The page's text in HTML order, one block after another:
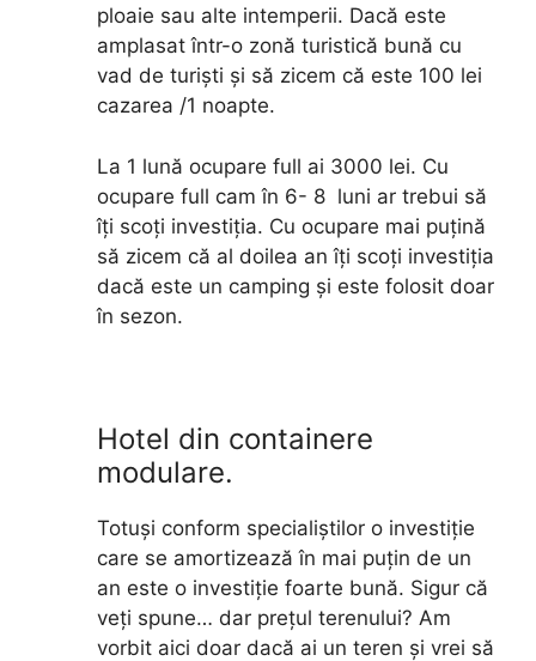
ploaie sau alte intemperii. Dacă este
amplasat într-o zonă turistică bună cu
vad de turiști și să zicem că este 100 lei
cazarea /1 noapte.
La 1 lună ocupare full ai 3000 lei. Cu
ocupare full cam în 6- 8 luni ar trebui să
îți scoți investiția. Cu ocupare mai puțină
să zicem că al doilea an îți scoți investiția
dacă este un camping și este folosit doar
în sezon.
Hotel din containere
modulare.
Totuși conform specialiștilor o investiție
care se amortizează în mai puțin de un
an este o investiție foarte bună. Sigur că
veți spune… dar prețul terenului? Am
vorbit aici doar dacă ai un teren și vrei să